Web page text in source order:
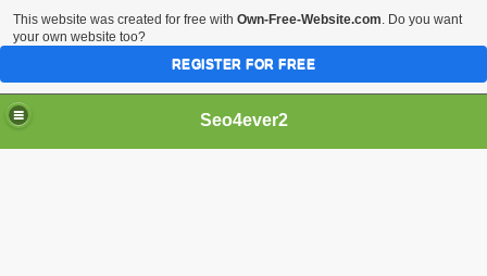
Seo4ever2
This website was created for free with Own-Free-Website.com. Do you want
your own website too?
REGISTER FOR FREE